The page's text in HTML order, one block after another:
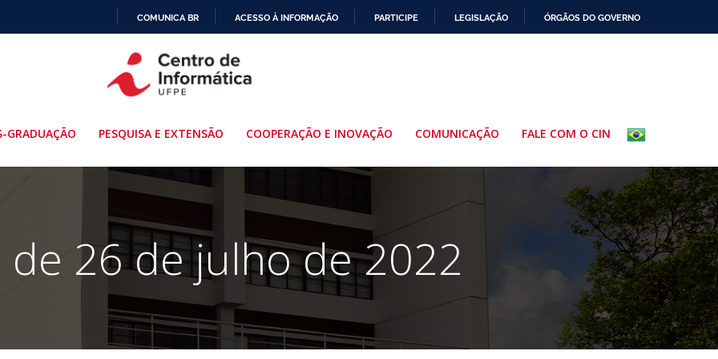
PARA
O
COMUNICA BR ACESSO À INFORMAÇÃO PARTICIPE LEGISLAÇÃO ÓRGÃOS DO GOVERNO
GRADUAÇÃO PESQUISA E EXTENSÃO COOPERAÇÃO E INOVAÇÃO COMUNICAÇÃO FALE COM O CIN
de 26 de julho de 2022